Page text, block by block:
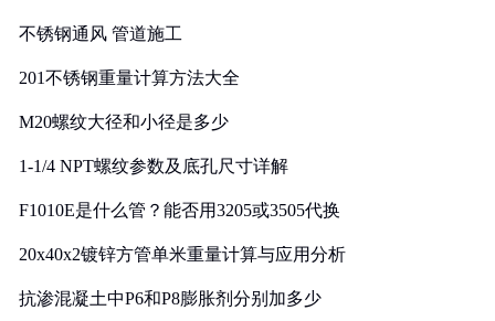
不锈钢通风 管道施工
201不锈钢重量计算方法大全
M20螺纹大径和小径是多少
1-1/4 NPT螺纹参数及底孔尺寸详解
F1010E是什么管？能否用3205或3505代换
20x40x2镀锌方管单米重量计算与应用分析
抗渗混凝土中P6和P8膨胀剂分别加多少